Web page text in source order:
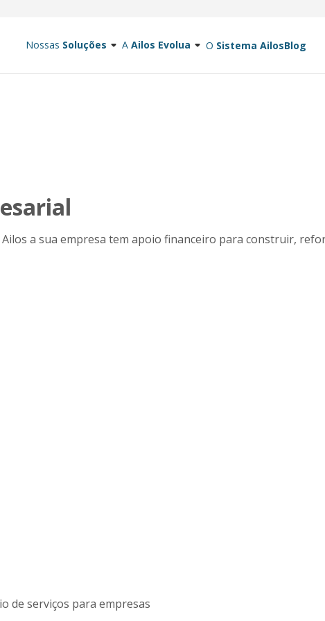
Nossas Soluções A Ailos Evolua O Sistema AilosBlog
Ailos a sua empresa tem apoio financeiro para construir,